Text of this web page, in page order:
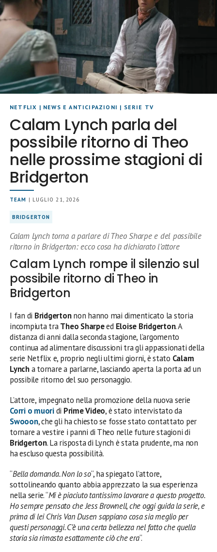
NETFLIX | NEWS E ANTICIPAZIONI | SERIE TV
Calam Lynch parla del
possibile ritorno di Theo
nelle prossime stagioni di
Bridgerton
TEAM | LUGLIO 21, 2026
BRIDGERTON
Calam Lynch torna a parlare di Theo Sharpe e del possibile
ritorno in Bridgerton: ecco cosa ha dichiarato l’attore
Calam Lynch rompe il silenzio sul
possibile ritorno di Theo in
Bridgerton
I fan di Bridgertonnon hanno mai dimenticato la storia
incompiuta traTheo Sharpeed Eloise Bridgerton. A
distanza di anni dalla seconda stagione, l’argomento
continua ad alimentare discussioni tra gli appassionati della
serie Netflix e, proprio negli ultimi giorni, è stato Calam
Lyncha tornare a parlarne, lasciando aperta la porta ad un
possibile ritorno del suo personaggio.
L’attore, impegnato nella promozione della nuova serie
Corri o muoridi Prime Video, è stato intervistato da
Swooon, che gli ha chiesto se fosse stato contattato per
tornare a vestire i panni di Theo nelle future stagioni di
Bridgerton. La risposta di Lynch è stata prudente, ma non
ha escluso questa possibilità.
“Bella domanda. Non lo so“, ha spiegato l’attore,
sottolineando quanto abbia apprezzato la sua esperienza
nella serie. “Mi è piaciuto tantissimo lavorare a questo progetto.
Ho sempre pensato che Jess Brownell, che oggi guida la serie, e
prima di lei Chris Van Dusen sappiano cosa sia meglio per
questi personaggi. C’è una certa bellezza nel fatto che quella
storia sia rimasta esattamente ciò che era“.